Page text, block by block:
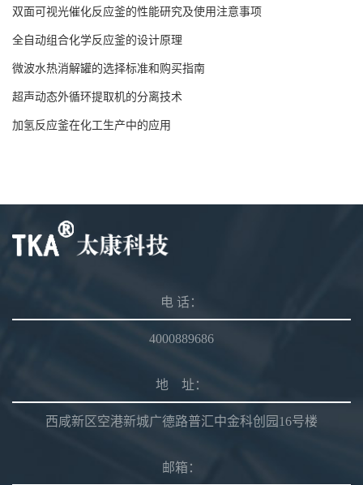
双面可视光催化反应釜的性能研究及使用注意事项
全自动组合化学反应釜的设计原理
微波水热消解罐的选择标准和购买指南
超声动态外循环提取机的分离技术
加氢反应釜在化工生产中的应用
电 话：
4000889686
地 址：
西咸新区空港新城广德路普汇中金科创园16号楼
邮箱：